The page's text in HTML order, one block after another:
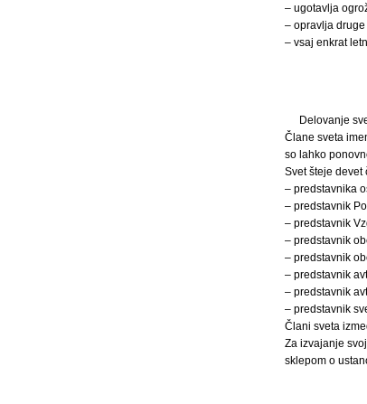
– ugotavlja
– opravlja
– vsaj enkrat
Delovanje
Člane sveta
so lahko
Svet šteje devet
– predstavnika
– predstavnik
– predstavnik
– predstavnik
– predstavnik
– predstavnik
– predstavnik
– predstavnik
Člani sveta
Za izvajanje
sklepom o